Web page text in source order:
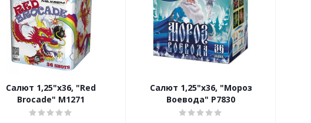
Салют 1,25"х36, "Red
Brocade" М1271
Салют 1,25"х36, "Мороз
Воевода" Р7830